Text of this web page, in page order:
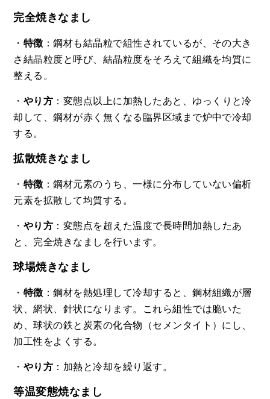
完全焼きなまし
・ 特徴 ：鋼材も結晶粒で組性されているが、その大き
さ結晶粒度と呼び、結晶粒度をそろえて組織を均質に
整える。
・ やり方 ：変態点以上に加熱したあと、ゆっくりと冷
却して、鋼材が赤く無くなる臨界区域まで炉中で冷却
する。
拡散焼きなまし
・ 特徴 ：鋼材元素のうち、一様に分布していない偏析
元素を拡散して均質する。
・ やり方 ：変態点を超えた温度で長時間加熱したあ
と、完全焼きなましを行います。
球場焼きなまし
・ 特徴 ：鋼材を熱処理して冷却すると、鋼材組織が層
状、網状、針状になります。これら組性では脆いた
め、球状の鉄と炭素の化合物（セメンタイト）にし、
加工性をよくする。
・ やり方 ：加熱と冷却を繰り返す。
等温変態焼なまし